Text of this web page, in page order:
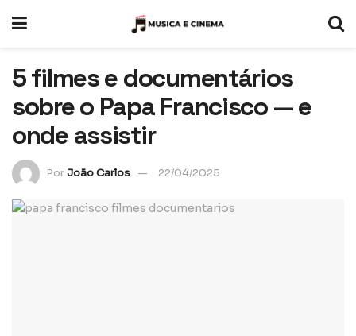
5 filmes e documentários
sobre o Papa Francisco — e
onde assistir
PorJoão Carlos 22/04/2025